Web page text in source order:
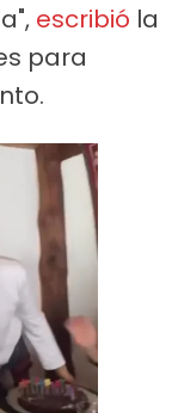
escribió la
para